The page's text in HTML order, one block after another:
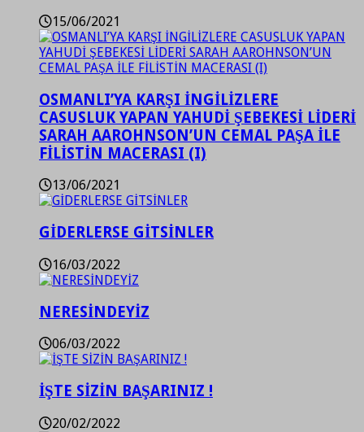
15/06/2021
OSMANLI’YA KARŞI İNGİLİZLERE
CASUSLUK YAPAN YAHUDİ ŞEBEKESİ LİDERİ
SARAH AAROHNSON’UN CEMAL PAŞA İLE
FİLİSTİN MACERASI (I)
13/06/2021
GİDERLERSE GİTSİNLER
16/03/2022
NERESİNDEYİZ
06/03/2022
İŞTE SİZİN BAŞARINIZ !
20/02/2022